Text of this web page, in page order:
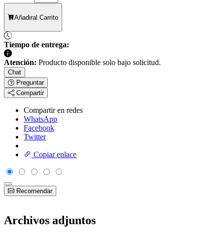
Añadiral Carrito
Tiempo de entrega:
Atención: Producto disponible solo bajo solicitud.
Chat
Preguntar
Compartir
Compartir en redes
WhatsApp
Facebook
Twitter
Copiar enlace
Recomendar
Archivos adjuntos